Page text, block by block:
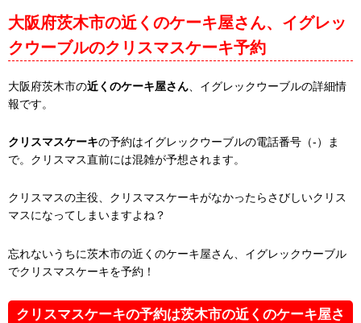
大阪府茨木市の近くのケーキ屋さん、イグレッ
クウーブルのクリスマスケーキ予約
大阪府茨木市の近くのケーキ屋さん 、イグレックウーブルの詳細情
報です。
クリスマスケーキの予約はイグレックウーブルの電話番号（-）ま
で。クリスマス直前には混雑が予想されます。
クリスマスの主役、クリスマスケーキがなかったらさびしいクリス
マスになってしまいますよね？
忘れないうちに茨木市の近くのケーキ屋さん、イグレックウーブル
でクリスマスケーキを予約！
クリスマスケーキの予約は茨木市の近くのケーキ屋さ